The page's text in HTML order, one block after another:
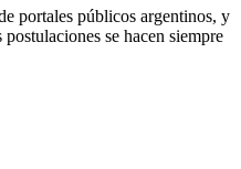
portales públicos argentinos, y
se hacen siempre